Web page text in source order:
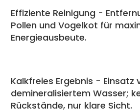
Effiziente Reinigung -
Pollen und Vogelkot für
Energieausbeute.
Kalkfreies Ergebnis - Einsatz
demineralisiertem Wasser;
Rückstände, nur klare Sicht.